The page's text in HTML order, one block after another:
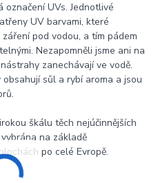
UVs. Jednotlivé
UV barvami, které
pod vodou, a tím pádem
Nezapomněli jsme ani na
zanechávají ve vodě.
sůl a rybí aroma a jsou
škálu těch nejúčinnějších
na základě
po celé Evropě.